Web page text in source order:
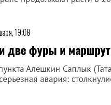
19:08
две фуры и
Алешкин Саплык
авария: